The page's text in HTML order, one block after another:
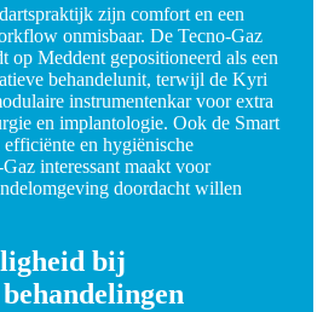
zijn comfort en een
onmisbaar. De Tecno-Gaz
Meddent gepositioneerd als een
behandelunit, terwijl de Kyri
instrumentenkar voor extra
en implantologie. Ook de Smart
en hygiënische
interessant maakt voor
doordacht willen
bij